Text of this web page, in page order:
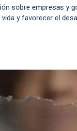
sobre empresas y
y favorecer el